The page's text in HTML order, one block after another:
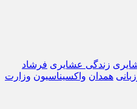
زندگی عشایری فرشاد
همدان واکسیناسیون وزارت